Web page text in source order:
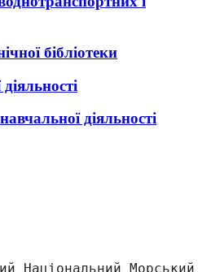
бібліотеки
діяльності
Національний Морський